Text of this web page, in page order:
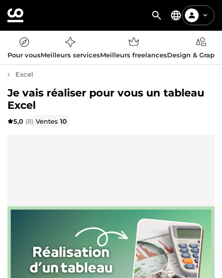
Pour vousMeilleurs servicesMeilleurs freelancesDesign &
Excel
Je vais réaliser pour vous un tableau
Excel
5,0 (8) Ventes10